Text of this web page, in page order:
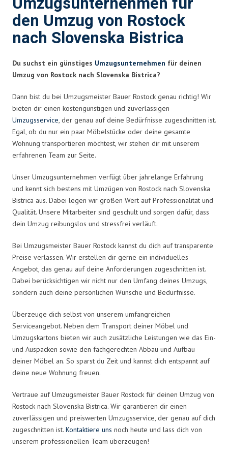
den Umzug von Rostock
nach Slovenska Bistrica
Du suchst ein günstiges Umzugsunternehmen für deinen
Umzug von Rostock nach Slovenska Bistrica?
Dann bist du bei Umzugsmeister Bauer Rostock genau richtig! Wir
bieten dir einen kostengünstigen und zuverlässigen
Umzugsservice, der genau auf deine Bedürfnisse zugeschnitten ist.
Egal, ob du nur ein paar Möbelstücke oder deine gesamte
Wohnung transportieren möchtest, wir stehen dir mit unserem
erfahrenen Team zur Seite.
Unser Umzugsunternehmen verfügt über jahrelange Erfahrung
und kennt sich bestens mit Umzügen von Rostock nach Slovenska
Bistrica aus. Dabei legen wir großen Wert auf Professionalität und
Qualität. Unsere Mitarbeiter sind geschult und sorgen dafür, dass
dein Umzug reibungslos und stressfrei verläuft.
Bei Umzugsmeister Bauer Rostock kannst du dich auf transparente
Preise verlassen. Wir erstellen dir gerne ein individuelles
Angebot, das genau auf deine Anforderungen zugeschnitten ist.
Dabei berücksichtigen wir nicht nur den Umfang deines Umzugs,
sondern auch deine persönlichen Wünsche und Bedürfnisse.
Überzeuge dich selbst von unserem umfangreichen
Serviceangebot. Neben dem Transport deiner Möbel und
Umzugskartons bieten wir auch zusätzliche Leistungen wie das Ein-
und Auspacken sowie den fachgerechten Abbau und Aufbau
deiner Möbel an. So sparst du Zeit und kannst dich entspannt auf
deine neue Wohnung freuen.
Vertraue auf Umzugsmeister Bauer Rostock für deinen Umzug von
Rostock nach Slovenska Bistrica. Wir garantieren dir einen
zuverlässigen und preiswerten Umzugsservice, der genau auf dich
zugeschnitten ist. Kontaktiere uns noch heute und lass dich von
unserem professionellen Team überzeugen!